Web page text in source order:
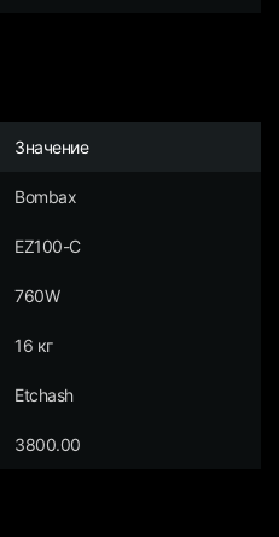
Значение
Bombax
EZ100-C
760W
16 кг
Etchash
3800.00